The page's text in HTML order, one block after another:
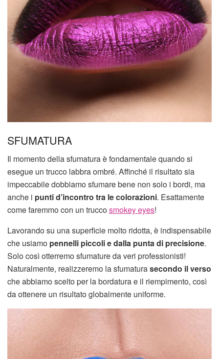
SFUMATURA
Il momento della sfumatura è fondamentale quando si
esegue un trucco labbra ombré. Affinché il risultato sia
impeccabile dobbiamo sfumare bene non solo i bordi, ma
anche i punti d’incontro tra le colorazioni. Esattamente
come faremmo con un truccosmokey eyes!
Lavorando su una superficie molto ridotta, è indispensabile
che usiamo pennelli piccoli e dalla punta di precisione.
Solo così otterremo sfumature da veri professionisti!
Naturalmente, realizzeremo la sfumaturasecondo il verso
che abbiamo scelto per la bordatura e il riempimento, così
da ottenere un risultato globalmente uniforme.